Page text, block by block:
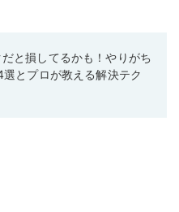
と損してるかも！やりがち
とプロが教える解決テク